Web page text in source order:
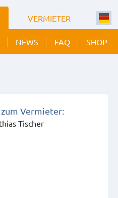
VERMIETER
NEWS FAQ SHOP
Vermieter:
Tischer